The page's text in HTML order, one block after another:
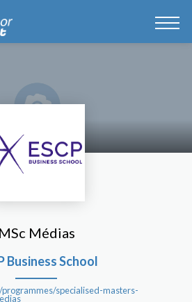
MSc Médias
Business School
specialised-masters-